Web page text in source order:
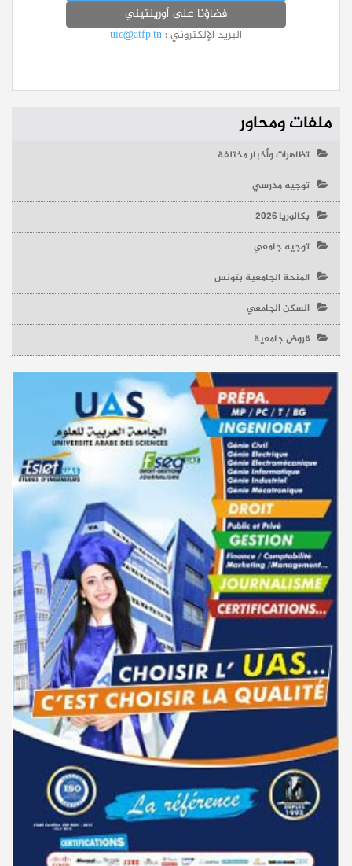
فضاؤنا على أورينتيني
البريد الإلكتروني : uic@atfp.tn
ملفات ومحاور
تظاهرات وأخبار مختلفة
توجيه مدرسي
بكالوريا 2026
توجيه جامعي
المنحة الجامعية بتونس
السكن الجامعي
قروض جامعية